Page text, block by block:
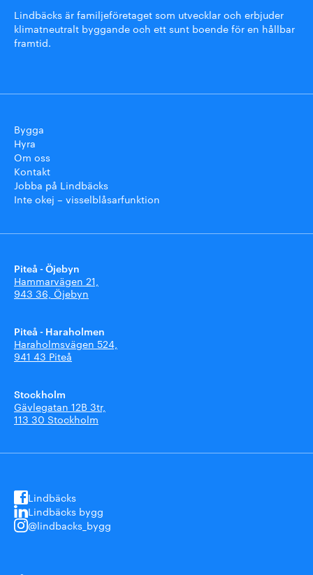
Lindbäcks är familjeföretaget som utvecklar och erbjuder
klimatneutralt byggande och ett sunt boende för en hållbar
framtid.
Bygga
Hyra
Om oss
Kontakt
Jobba på Lindbäcks
Inte okej – visselblåsarfunktion
Piteå - Öjebyn
Hammarvägen 21,
943 36, Öjebyn
Piteå - Haraholmen
Haraholmsvägen 524,
941 43 Piteå
Stockholm
Gävlegatan 12B 3tr,
113 30 Stockholm
Lindbäcks
Lindbäcks bygg
@lindbacks_bygg